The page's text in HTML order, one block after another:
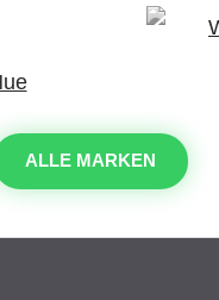
ALLE MARKEN